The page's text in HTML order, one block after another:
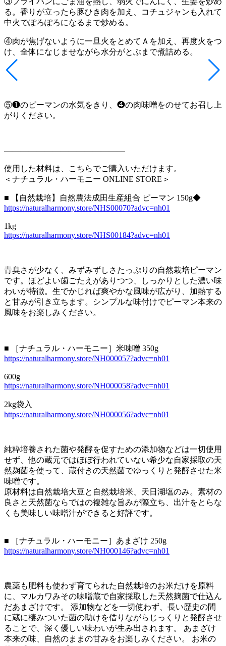
る。香りが立ったら豚ひき肉を加え、コチュジャンも入れて
中火でぽろぽろになるまで炒める。
④肉が焦げないように一旦火をとめてＡを加え、再度火をつ
け、全体になじませながら水分がとぶまで煮詰める。
⑤❶のピーマンの水気をきり、❹の肉味噌をのせてお召し上
がりください。
———————————————
使用した材料は、こちらでご購入いただけます。
＜ナチュラル・ハーモニー ONLINE STORE＞
■ 【自然栽培】自然農法成田生産組合 ピーマン 150g◆
https://naturalharmony.store/NHS00070?advc=nh01
1kg
https://naturalharmony.store/NHS00184?advc=nh01
青臭さが少なく、みずみずしさたっぷりの自然栽培ピーマン
です。ほどよい歯ごたえがありつつ、しっかりとした濃い味
わいが特徴。生でかじれば爽やかな風味が広がり、加熱する
と甘みが引き立ちます。シンプルな味付けでピーマン本来の
風味をお楽しみください。
■ ［ナチュラル・ハーモニー］米味噌 350g
https://naturalharmony.store/NH000057?advc=nh01
600g
https://naturalharmony.store/NH000058?advc=nh01
2kg袋入
https://naturalharmony.store/NH000056?advc=nh01
純粋培養された菌や発酵を促すための添加物などは一切使用
せず、他の蔵元ではほぼ行われていない希少な自家採取の天
然麹菌を使って、蔵付きの天然菌でゆっくりと発酵させた米
味噌です。
原材料は自然栽培大豆と自然栽培米、天日湖塩のみ。素材の
良さと天然菌ならではの複雑な旨みが際立ち、出汁をとらな
くも美味しい味噌汁ができると好評です。
■ ［ナチュラル・ハーモニー］あまざけ 250g
https://naturalharmony.store/NH000146?advc=nh01
農薬も肥料も使わず育てられた自然栽培のお米だけを原料
に、マルカワみその味噌蔵で自家採取した天然麹菌で仕込ん
だあまざけです。 添加物などを一切使わず、長い歴史の間
に蔵に棲みついた菌の助けを借りながらじっくりと発酵させ
ることで、深く優しい味わいが生み出されます。 あまざけ
本来の味、自然のままの甘みをお楽しみください。 お米の